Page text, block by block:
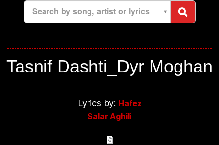
Search by song, artist or lyrics
Tasnif Dashti_Dyr Moghan
Lyrics by: Hafez
Salar Aghili